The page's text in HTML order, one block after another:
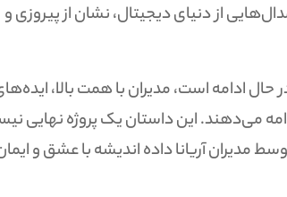
از دنیای دیجیتال، نشان از پیروزی و
ادامه است، مدیران با همت بالا،
می‌دهند. این داستان یک پروژه نهایی
آریانا داده اندیشه با عشق و